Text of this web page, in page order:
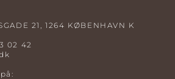
21, 1264 KØBENHAVN K
02 42